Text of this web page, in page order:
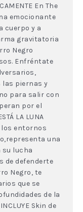
En The
emocionante
cuerpo y a
gravitatoria
Negro
Enfréntate
las piernas y
para salir con
por el
LA LUNA
los entornos
una
su lucha
de defenderte
Negro, te
que se
de la
Skin de